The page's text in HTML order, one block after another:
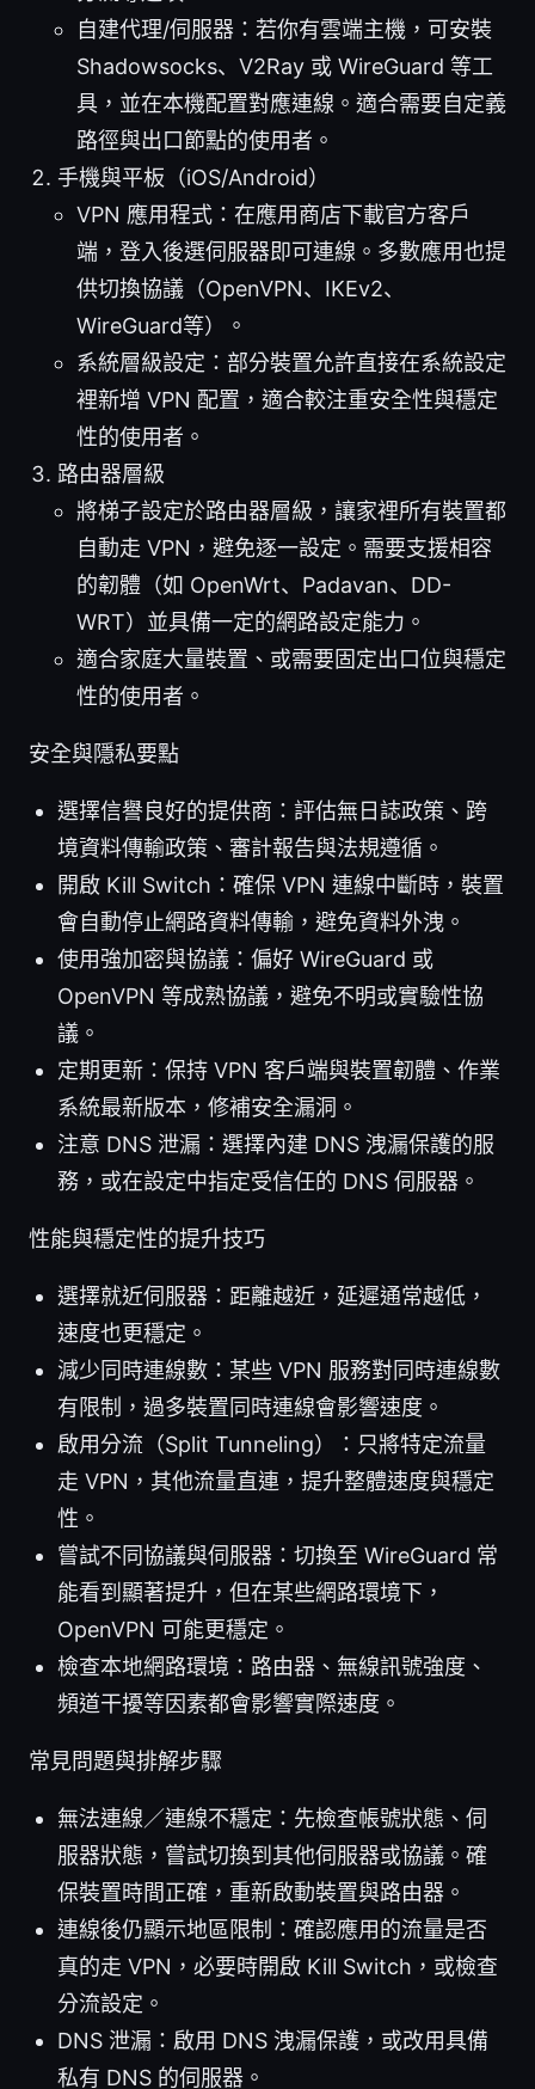
自建代理/伺服器：若你有雲端主機，可安裝
Shadowsocks、V2Ray 或 WireGuard 等工
具，並在本機配置對應連線。適合需要自定義
路徑與出口節點的使用者。
手機與平板（iOS/Android）
VPN 應用程式：在應用商店下載官方客戶
端，登入後選伺服器即可連線。多數應用也提
供切換協議（OpenVPN、IKEv2、
WireGuard等）。
系統層級設定：部分裝置允許直接在系統設定
裡新增 VPN 配置，適合較注重安全性與穩定
性的使用者。
路由器層級
將梯子設定於路由器層級，讓家裡所有裝置都
自動走 VPN，避免逐一設定。需要支援相容
的韌體（如 OpenWrt、Padavan、DD-
WRT）並具備一定的網路設定能力。
適合家庭大量裝置、或需要固定出口位與穩定
性的使用者。
安全與隱私要點
選擇信譽良好的提供商：評估無日誌政策、跨
境資料傳輸政策、審計報告與法規遵循。
開啟 Kill Switch：確保 VPN 連線中斷時，裝置
會自動停止網路資料傳輸，避免資料外洩。
使用強加密與協議：偏好 WireGuard 或
OpenVPN 等成熟協議，避免不明或實驗性協
議。
定期更新：保持 VPN 客戶端與裝置韌體、作業
系統最新版本，修補安全漏洞。
注意 DNS 泄漏：選擇內建 DNS 洩漏保護的服
務，或在設定中指定受信任的 DNS 伺服器。
性能與穩定性的提升技巧
選擇就近伺服器：距離越近，延遲通常越低，
速度也更穩定。
減少同時連線數：某些 VPN 服務對同時連線數
有限制，過多裝置同時連線會影響速度。
啟用分流（Split Tunneling）：只將特定流量
走 VPN，其他流量直連，提升整體速度與穩定
性。
嘗試不同協議與伺服器：切換至 WireGuard 常
能看到顯著提升，但在某些網路環境下，
OpenVPN 可能更穩定。
檢查本地網路環境：路由器、無線訊號強度、
頻道干擾等因素都會影響實際速度。
常見問題與排解步驟
無法連線／連線不穩定：先檢查帳號狀態、伺
服器狀態，嘗試切換到其他伺服器或協議。確
保裝置時間正確，重新啟動裝置與路由器。
連線後仍顯示地區限制：確認應用的流量是否
真的走 VPN，必要時開啟 Kill Switch，或檢查
分流設定。
DNS 泄漏：啟用 DNS 洩漏保護，或改用具備
私有 DNS 的伺服器。